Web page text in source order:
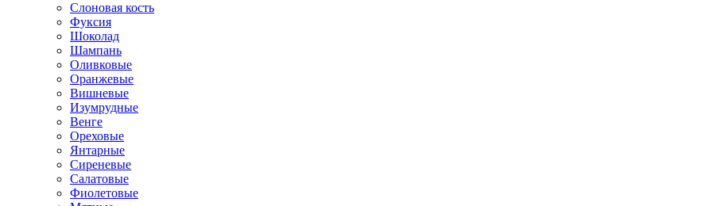
Слоновая кость
Фуксия
Шоколад
Шампань
Оливковые
Оранжевые
Вишневые
Изумрудные
Венге
Ореховые
Янтарные
Сиреневые
Салатовые
Фиолетовые